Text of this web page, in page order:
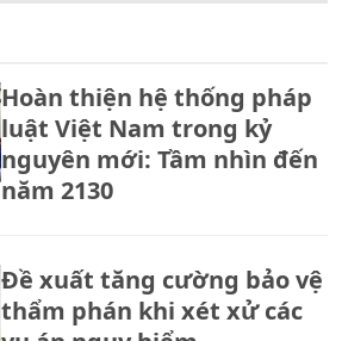
Hoàn thiện hệ thống pháp
luật Việt Nam trong kỷ
nguyên mới: Tầm nhìn đến
năm 2130
Đề xuất tăng cường bảo vệ
thẩm phán khi xét xử các